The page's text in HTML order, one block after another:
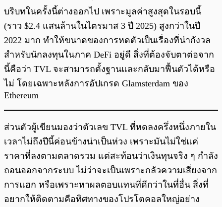
บริบทในครั้งนี้ต่างออกไป เพราะมูลค่าสูงสุดในรอบนี้
(ราว $2.4 แสนล้านในไตรมาส 3 ปี 2025) สูงกว่าในปี
2022 มาก ทำให้ขนาดของการหดตัวเป็นเรื่องที่น่ากังวล
สำหรับนักลงทุนในภาค DeFi อยู่ดี สิ่งที่ต้องจับตาต่อจาก
นี้คือว่า TVL จะสามารถตั้งฐานและกลับมาฟื้นตัวได้หรือ
ไม่ โดยเฉพาะหลังการอัปเกรด Glamsterdam ของ
Ethereum
ส่วนตัวผู้เขียนมองว่าตัวเลข TVL ที่หดลงครึ่งหนึ่งภายใน
เวลาไม่ถึงปีนี้ค่อนข้างน่าเป็นห่วง เพราะมันไม่ใช่แค่
ราคาที่ลงตามตลาดรวม แต่สะท้อนว่าเงินทุนจริง ๆ กำลัง
ถอนออกจากระบบ ไม่ว่าจะเป็นเพราะกลัวความเสี่ยงจาก
การแฮก หรือเพราะหาผลตอบแทนที่ดีกว่าในที่อื่น สิ่งที่
อยากให้ติดตามคือทิศทางของโปรโตคอลใหญ่อย่าง